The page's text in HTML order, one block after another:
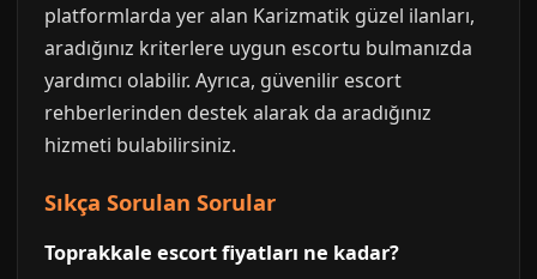
platformlarda yer alan Karizmatik güzel ilanları,
aradığınız kriterlere uygun escortu bulmanızda
yardımcı olabilir. Ayrıca, güvenilir escort
rehberlerinden destek alarak da aradığınız
hizmeti bulabilirsiniz.
Sıkça Sorulan Sorular
Toprakkale escort fiyatları ne kadar?